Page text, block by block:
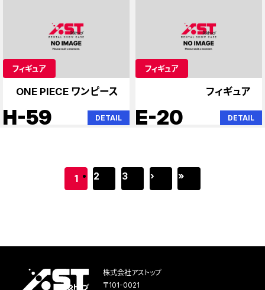
フィギュア
ONE PIECE ワンピース
H-59 DETAIL
フィギュア
フィギュア
E-20 DETAIL
1 2 3 › »
株式会社アストップ
〒101-0021